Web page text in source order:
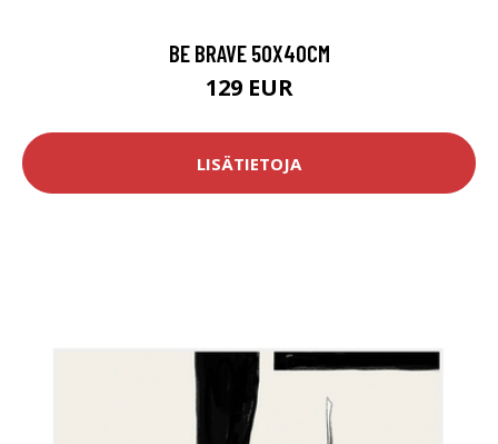
BE BRAVE 50X40CM
129 EUR
LISÄTIETOJA